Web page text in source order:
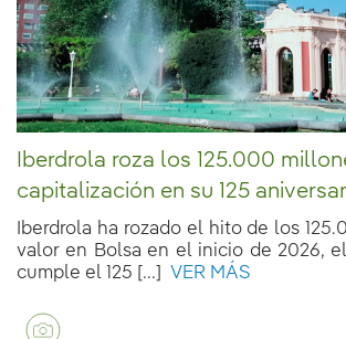
Iberdrola roza los 125.000
capitalización en su 125
Iberdrola ha rozado el hito de los
valor en Bolsa en el inicio de 2026,
cumple el 125 [...]
VER MÁS